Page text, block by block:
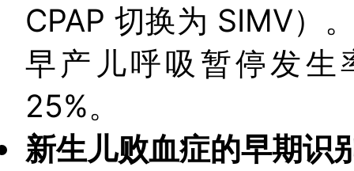
CPAP 切换为 SIMV）
早产儿呼吸暂停发生
25%。
新生儿败血症的早期识